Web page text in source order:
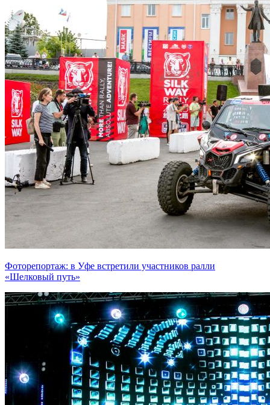
Фоторепортаж: в Уфе встретили участников ралли
«Шелковый путь»